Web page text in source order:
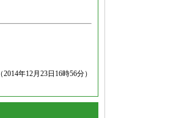
（2014年12月23日16時56分）